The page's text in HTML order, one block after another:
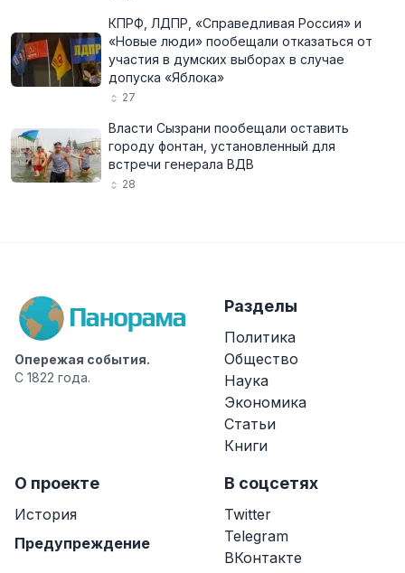
КПРФ, ЛДПР, «Справедливая Россия» и
«Новые люди» пообещали отказаться от
участия в думских выборах в случае
допуска «Яблока»
27
Власти Сызрани пообещали оставить
городу фонтан, установленный для
встречи генерала ВДВ
28
Опережая события.
С 1822 года.
Разделы
Политика
Общество
Наука
Экономика
Статьи
Книги
О проекте
История
Предупреждение
В соцсетях
Twitter
Telegram
ВКонтакте